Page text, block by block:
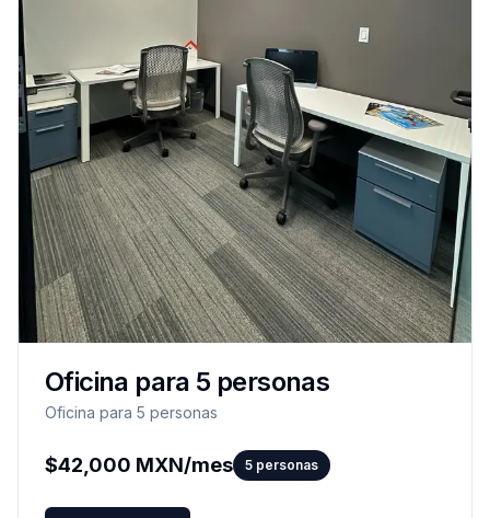
Oficina para 5 personas
Oficina para 5 personas
$42,000 MXN/mes 5 personas